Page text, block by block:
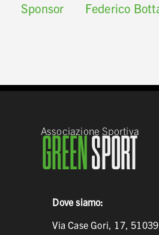
Sponsor Federico
Associazione Sportiva
GREENSPORT
Dove siamo:
Via Case Gori, 17, 51039